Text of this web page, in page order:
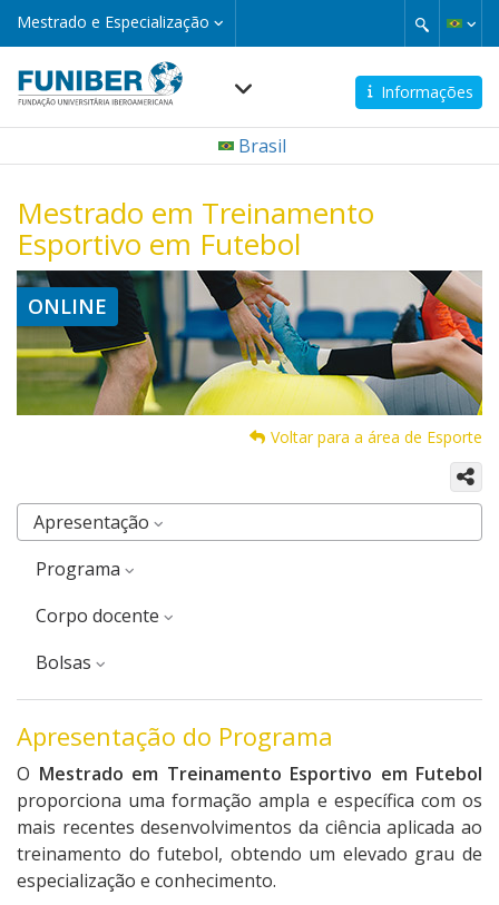
Pular
conteúdo
principal
Mestrado e Especialização
Mestrado
e
Informações
Navegación
Brasil
Mestrado em Treinamento
Esportivo em Futebol
ONLINE
Voltar para a área de Esporte
Apresentação
Programa
corpo docente
Bolsas
Apresentação do Programa
O Mestrado em Treinamento Esportivo em Futebol
proporciona uma formação ampla e específica com os
mais recentes desenvolvimentos da ciência aplicada ao
treinamento do futebol, obtendo um elevado grau de
especialização e conhecimento.